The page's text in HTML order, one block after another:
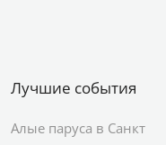
Лучшие события
Алые паруса в Санкт